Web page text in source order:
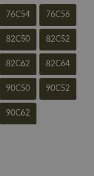
76C54 76C56
82C50 82C52
82C62 82C64
90C50 90C52
90C62